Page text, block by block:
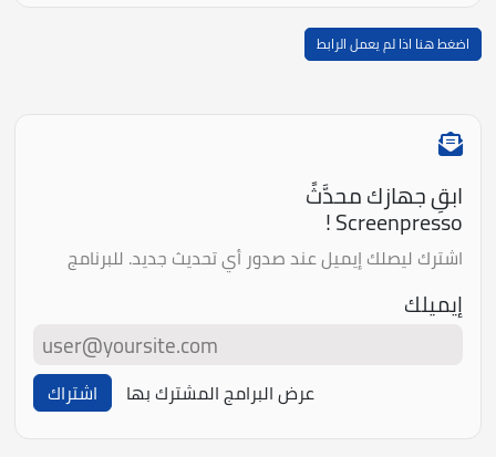
اضغط هنا اذا لم يعمل الرابط
ابقِ جهازك محدَّثً
Screenpresso !
اشترك ليصلك إيميل عند صدور أي تحديث جديد. للبرنامج
إيميلك
عرض البرامج المشترك بها اشتراك